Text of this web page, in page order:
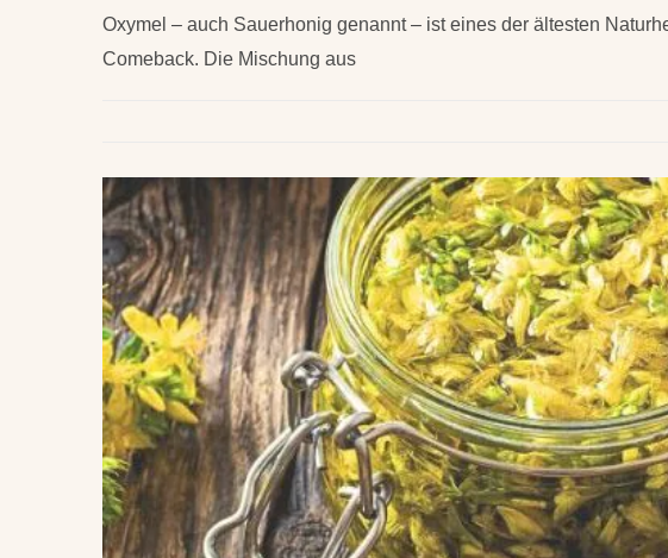
Oxymel – auch Sauerhonig genannt – ist eines der ältesten
Comeback. Die Mischung aus